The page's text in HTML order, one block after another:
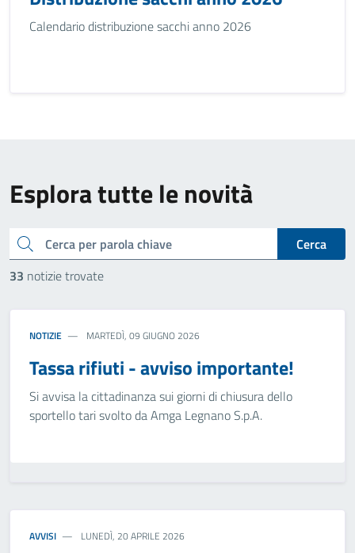
Calendario distribuzione sacchi anno 2026
Esplora tutte le novità
cerca
Cerca
33 notizie trovate
NOTIZIE MARTEDÌ, 09 GIUGNO 2026
Tassa rifiuti - avviso importante!
Si avvisa la cittadinanza sui giorni di chiusura dello
sportello tari svolto da Amga Legnano S.p.A.
AVVISI LUNEDÌ, 20 APRILE 2026